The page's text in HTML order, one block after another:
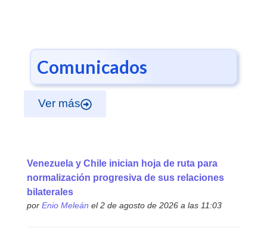
Comunicados
Ver más
Venezuela y Chile inician hoja de ruta para
normalización progresiva de sus relaciones
bilaterales
por Enio Meleán el 2 de agosto de 2026 a las 11:03